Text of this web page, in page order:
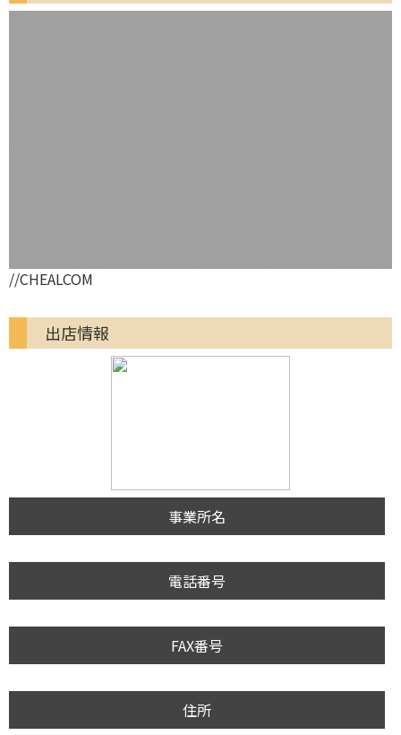
//CHEALCOM
出店情報
事業所名
電話番号
FAX番号
住所